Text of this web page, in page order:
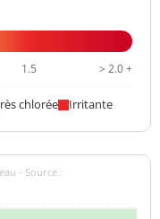
1.5 > 2.0 +
chlorée Irritante
- Source :